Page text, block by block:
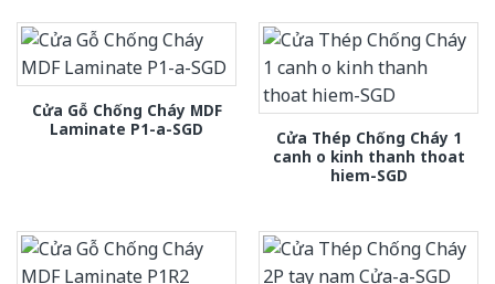
Cửa Gỗ Chống Cháy MDF
Laminate P1-a-SGD
Cửa Thép Chống Cháy 1
canh o kinh thanh thoat
hiem-SGD